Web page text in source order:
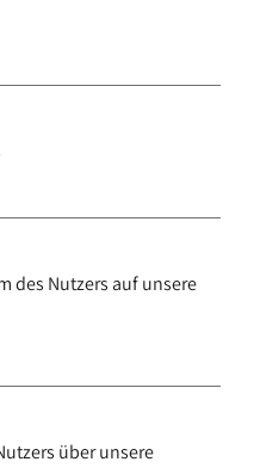
des Nutzers auf unsere
über unsere